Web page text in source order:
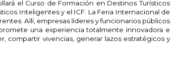
el Curso de Formación en Destinos Turísticos
Inteligentes y el ICF. La Feria Internacional de
Allí, empresas líderes y funcionarios públicos
una experiencia totalmente innovadora e
compartir vivencias, generar lazos estratégicos y